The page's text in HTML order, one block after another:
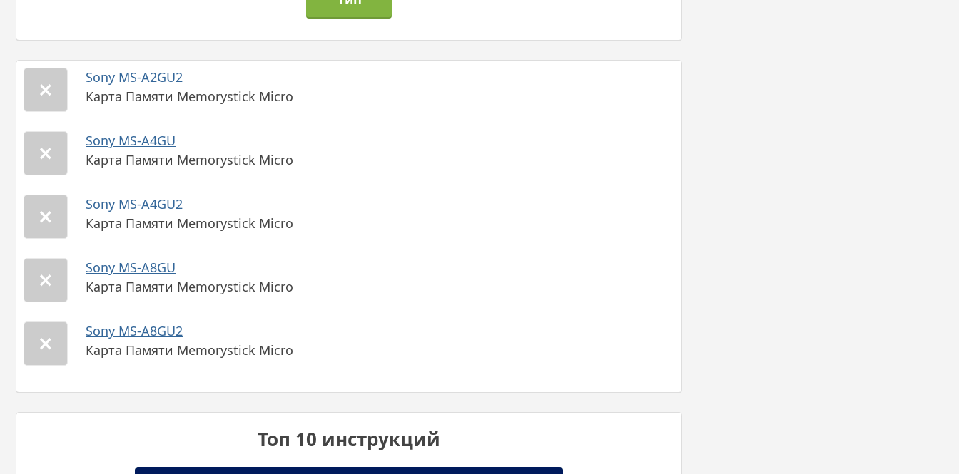
Sony MS-A2GU2
Карта Памяти Memorystick Micro
Sony MS-A4GU
Карта Памяти Memorystick Micro
Sony MS-A4GU2
Карта Памяти Memorystick Micro
Sony MS-A8GU
Карта Памяти Memorystick Micro
Sony MS-A8GU2
Карта Памяти Memorystick Micro
Топ 10 инструкций